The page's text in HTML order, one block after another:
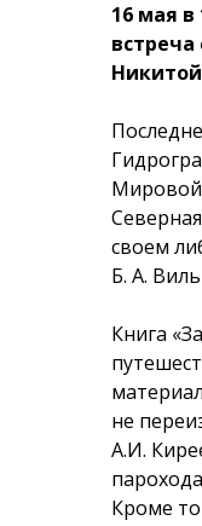
16 мая
Мировой
своем
Б. А.
Книга
не
А.И.
Кроме